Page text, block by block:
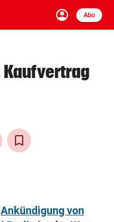
account_circle
Anmelden
Abo
close Schließen
arrow_right
Ankündigung von